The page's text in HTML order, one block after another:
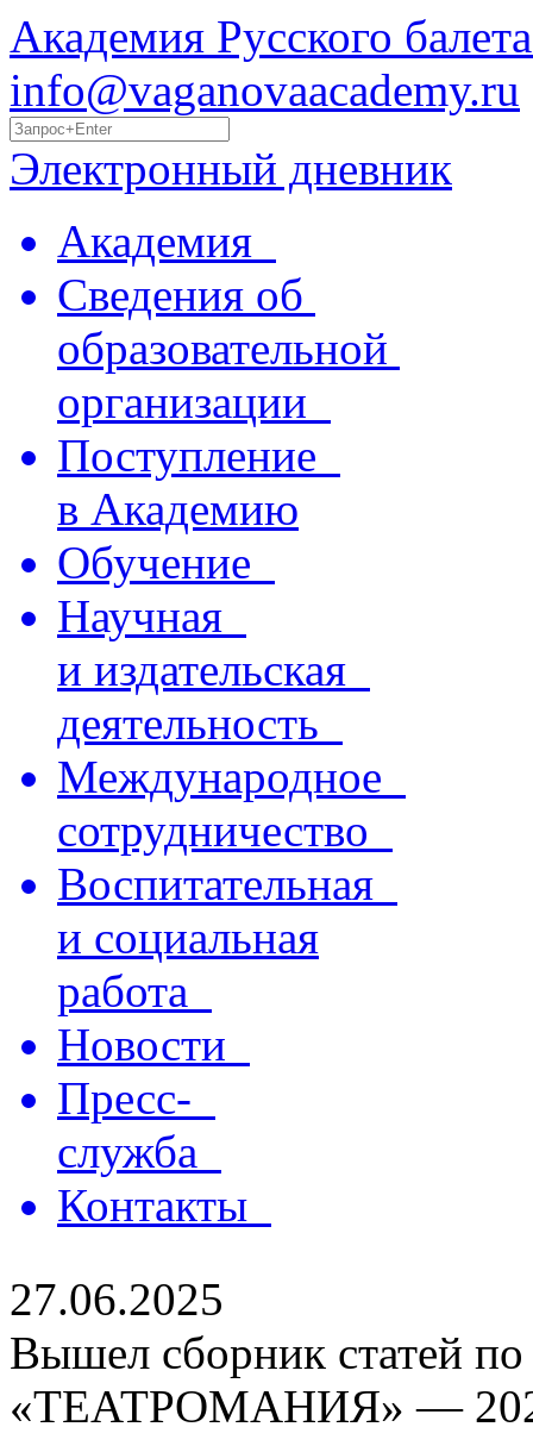
Академия Русского
info@vaganovaacademy.ru
Электронный дневник
Академия
Сведения об
образовательной
организации
Поступление
в Академию
Обучение
Научная
и издательская
деятельность
Международное
сотрудничество
Воспитательная
и социальная
работа
Новости
Пресс-
служба
Контакты
27.06.2025
Вышел сборник статей
«ТЕАТРОМАНИЯ» —